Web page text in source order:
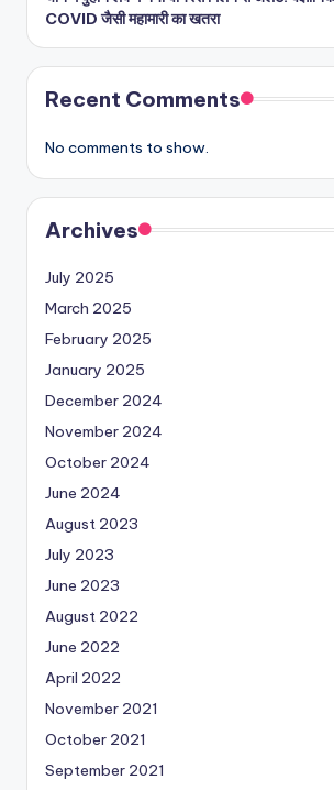
COVID जैसी महामारी का खतरा
Recent Comments
No comments to show.
Archives
July 2025
March 2025
February 2025
January 2025
December 2024
November 2024
October 2024
June 2024
August 2023
July 2023
June 2023
August 2022
June 2022
April 2022
November 2021
October 2021
September 2021